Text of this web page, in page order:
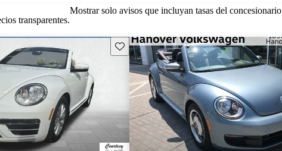
transparentes.
Mostrar solo avisos que incluyan tasas del concesionario
Guarda este Aviso